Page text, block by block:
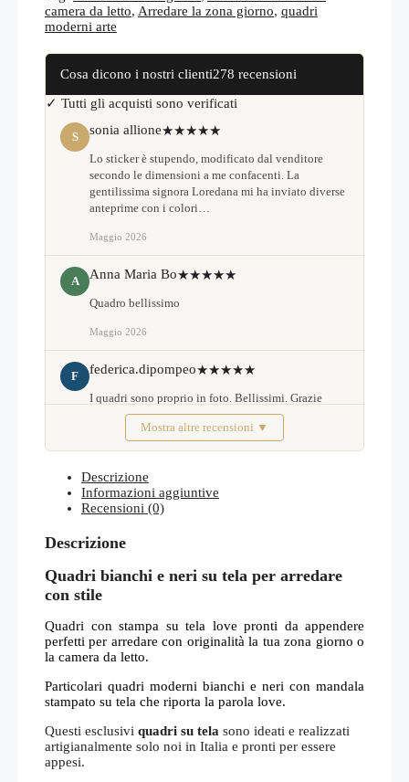
camera da letto, Arredare la zona giorno, quadri
moderni arte
Cosa dicono i nostri clienti278 recensioni
✓ Tutti gli acquisti sono verificati
S sonia allione★★★★★
Lo sticker è stupendo, modificato dal venditore
secondo le dimensioni a me confacenti. La
gentilissima signora Loredana mi ha inviato diverse
anteprime con i colori…
Maggio 2026
A Anna Maria Bo★★★★★
Quadro bellissimo
Maggio 2026
F federica.dipompeo★★★★★
I quadri sono proprio in foto. Bellissimi. Grazie
Febbraio 2026Mostra altre recensioni ▼
Descrizione
Informazioni aggiuntive
Recensioni (0)
Descrizione
Quadri bianchi e neri su tela per arredare
con stile
Quadri con stampa su tela love pronti da appendere
perfetti per arredare con originalità la tua zona giorno o
la camera da letto.
Particolari quadri moderni bianchi e neri con mandala
stampato su tela che riporta la parola love.
Questi esclusivi quadri su tela sono ideati e realizzati
artigianalmente solo noi in Italia e pronti per essere
appesi.